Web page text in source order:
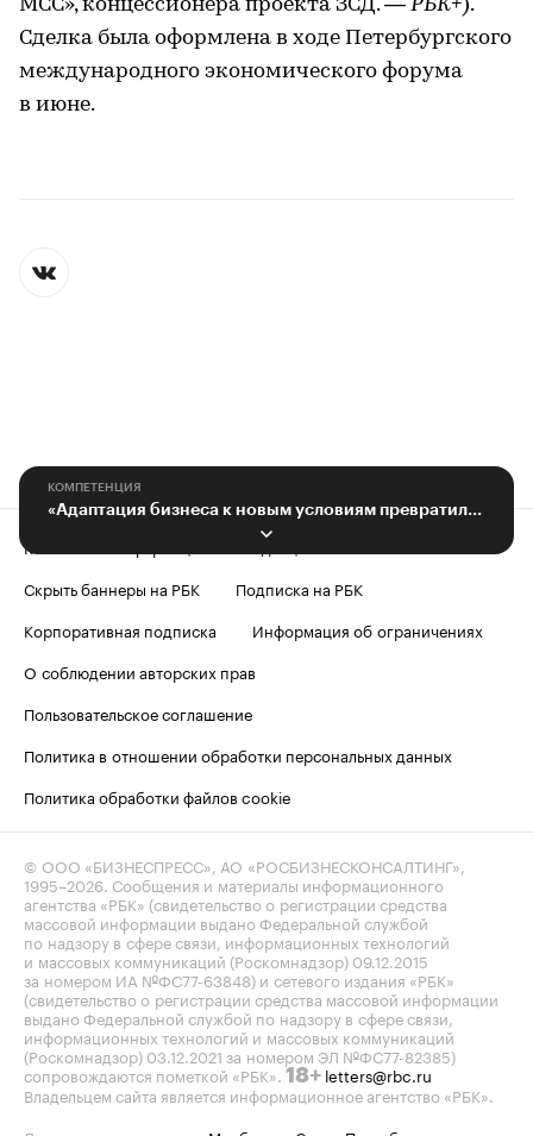
МСС», концессионера проекта ЗСД. — РБК+).
Сделка была оформлена в ходе Петербургского
международного экономического форума
в июне.
КОМПЕТЕНЦИЯ
«Адаптация бизнеса к новым условиям превратилась в постоянный процесс»
Контактная информация
Редакция
Скрыть баннеры на РБК
Подписка на РБК
Корпоративная подписка
Информация об ограничениях
О соблюдении авторских прав
Пользовательское соглашение
Политика в отношении обработки персональных данных
Политика обработки файлов cookie
© ООО «БИЗНЕСПРЕСС», АО «РОСБИЗНЕСКОНСАЛТИНГ»,
1995–2026 . Сообщения и материалы информационного
агентства «РБК» (свидетельство о регистрации средства
массовой информации выдано Федеральной службой
по надзору в сфере связи, информационных технологий
и массовых коммуникаций (Роскомнадзор) 09.12.2015
за номером ИА №ФС77-63848) и сетевого издания «РБК»
(свидетельство о регистрации средства массовой информации
выдано Федеральной службой по надзору в сфере связи,
информационных технологий и массовых коммуникаций
(Роскомнадзор) 03.12.2021 за номером ЭЛ №ФС77-82385)
сопровождаются пометкой «РБК». 18+ letters@rbc.ru
Владельцем сайта является информационное агентство «РБК».